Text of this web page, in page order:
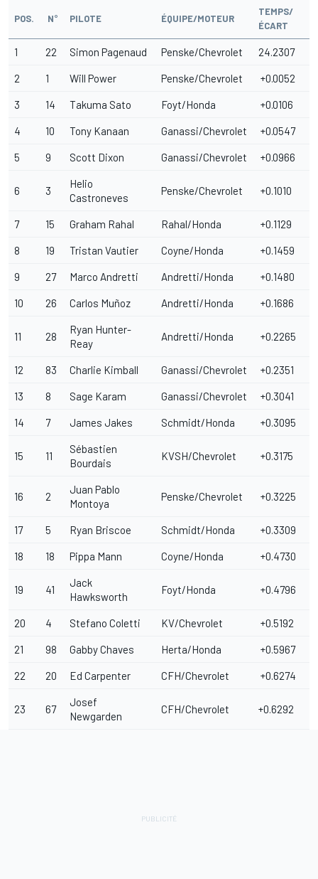
POS. N° PILOTE ÉQUIPE/MOTEUR
TEMPS/
ÉCART
1 22 Simon Pagenaud Penske/Chevrolet 24.2307
2 1 Will Power Penske/Chevrolet +0.0052
3 14 Takuma Sato Foyt/Honda +0.0106
4 10 Tony Kanaan Ganassi/Chevrolet +0.0547
5 9 Scott Dixon Ganassi/Chevrolet +0.0966
6 3
Helio
Castroneves
Penske/Chevrolet +0.1010
7 15 Graham Rahal Rahal/Honda +0.1129
8 19 Tristan Vautier Coyne/Honda +0.1459
9 27 Marco Andretti Andretti/Honda +0.1480
10 26 Carlos Muñoz Andretti/Honda +0.1686
11 28
Ryan Hunter-
Reay
Andretti/Honda +0.2265
12 83 Charlie Kimball Ganassi/Chevrolet +0.2351
13 8 Sage Karam Ganassi/Chevrolet +0.3041
14 7 James Jakes Schmidt/Honda +0.3095
15 11
Sébastien
Bourdais
KVSH/Chevrolet +0.3175
16 2
Juan Pablo
Montoya
Penske/Chevrolet +0.3225
17 5 Ryan Briscoe Schmidt/Honda +0.3309
18 18 Pippa Mann Coyne/Honda +0.4730
19 41
Jack
Hawksworth
Foyt/Honda +0.4796
20 4 Stefano Coletti KV/Chevrolet +0.5192
21 98 Gabby Chaves Herta/Honda +0.5967
22 20 Ed Carpenter CFH/Chevrolet +0.6274
23 67
Josef
Newgarden
CFH/Chevrolet +0.6292